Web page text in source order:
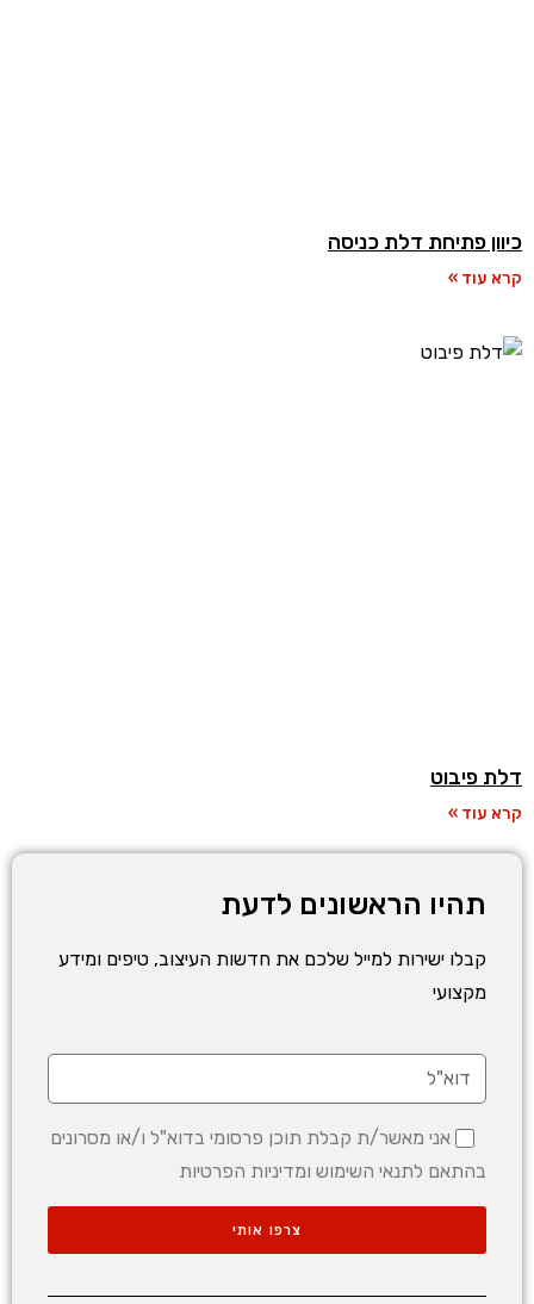
כיוון פתיחת דלת כניסה
קרא עוד »
דלת פיבוט
קרא עוד »
תהיו הראשונים לדעת
קבלו ישירות למייל שלכם את חדשות העיצוב, טיפים ומידע
מקצועי
אני מאשר/ת קבלת תוכן פרסומי בדוא"ל ו/או מסרונים
בהתאם לתנאי השימוש ומדיניות הפרטיות
צרפו אותי